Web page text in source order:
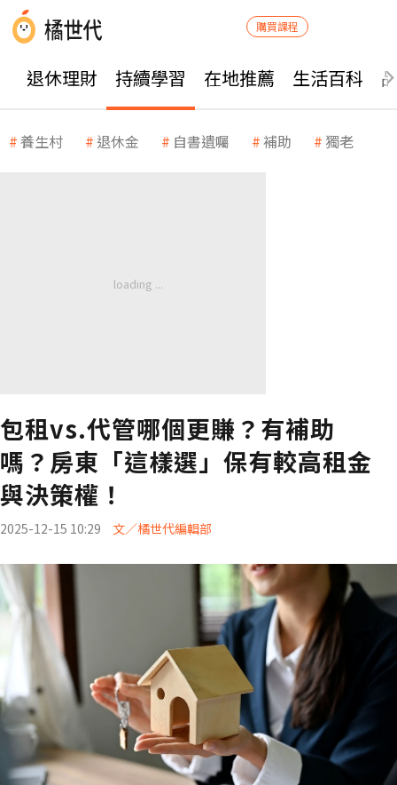
購買課程
退休理財 持續學習 在地推薦 生活百科
養生村 退休金 自書遺囑 補助 獨老
包租vs.代管哪個更賺？有補助
嗎？房東「這樣選」保有較高租金
與決策權！
2025-12-15 10:29 文／橘世代編輯部